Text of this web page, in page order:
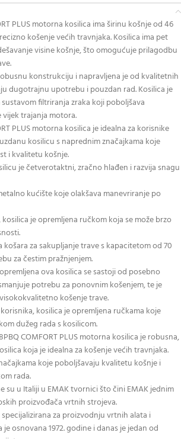
PLUS motorna kosilica ima širinu košnje od 46
košenje većih travnjaka. Kosilica ima pet
visine košnje, što omogućuje prilagodbu
konstrukciju i napravljena je od kvalitetnih
dugotrajnu upotrebu i pouzdan rad. Kosilica je
filtriranja zraka koji poboljšava
trajanja motora.
PLUS motorna kosilica je idealna za korisnike
kosilicu s naprednim značajkama koje
i kvalitetu košnje.
je četverotaktni, zračno hlađen i razvija snagu
kućište koje olakšava manevriranje po
je opremljena ručkom koja se može brzo
košara za sakupljanje trave s kapacitetom od 70
za čestim pražnjenjem.
ova kosilica se sastoji od posebno
potrebu za ponovnim košenjem, te je
košenje trave.
kosilica je opremljena ručkama koje
dužeg rada s kosilicom.
COMFORT PLUS motorna kosilica je robusna,
koja je idealna za košenje većih travnjaka.
koje poboljšavaju kvalitetu košnje i
rada.
su u Italiji u EMAK tvornici što čini EMAK jednim
proizvođača vrtnih strojeva.
za proizvodnju vrtnih alata i
osnovana 1972. godine i danas je jedan od